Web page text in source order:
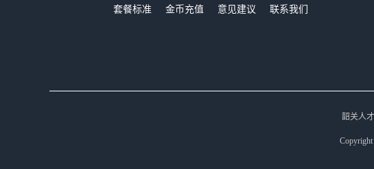
套餐标准
金币充值 意见建议 联系我们
韶关人